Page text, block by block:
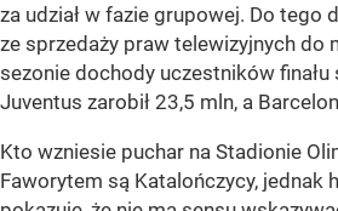
za udział w fazie grupowej. Do tego
ze sprzedaży praw telewizyjnych do
sezonie dochody uczestników finału
Juventus zarobił 23,5 mln, a
Kto wzniesie puchar na Stadionie
Faworytem są Katalończycy, jednak